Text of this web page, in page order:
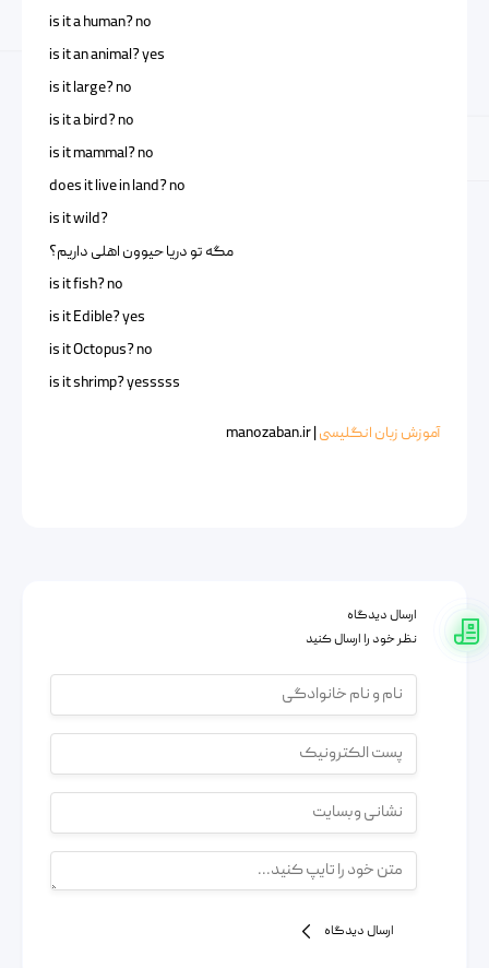
is it a human? no
is it an animal? yes
is it large? no
is it a bird? no
is it mammal? no
does it live in land? no
?is it wild
مگه تو دریا حیوون اهلی داریم؟
is it fish? no
is it Edible? yes
is it Octopus? no
is it shrimp? yesssss
آموزش زبان انگلیسی
ارسال دیدگاه
نظر خود را ارسال کنید
ارسال دیدگاه